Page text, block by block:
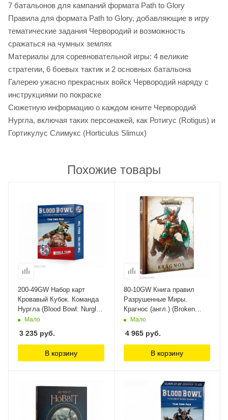
7 батальонов для кампаний формата Path to Glory
Правила для формата Path to Glory, добавляющие в игру
тематические задания Червородий и возможность
сражаться на чумных землях
Материалы для соревновательной игры: 4 великие
стратегии, 6 боевых тактик и 2 основных батальона
Галерею ужасно прекрасных войск Червородий наряду с
инструкциями по покраске
Сюжетную информацию о каждом юните Червородий
Нургла, включая таких персонажей, как Ротигус (Rotigus) и
Гортикулус Слимукс (Horticulus Slimux)
Похожие товары
200-49GW Набор карт
Кровавый Кубок. Команда
Нургла (Blood Bowl: Nurgle
Team Card Pack) Games
Мало
3 235 руб.
В корзину
80-10GW Книга правил
Разрушенные Миры.
Крагнос (англ.) (Broken
Realms: Kragnos (HB, Eng))
Мало
4 965 руб.
В корзину